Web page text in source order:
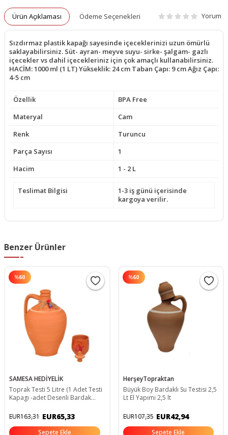
Ürün Açıklaması Ödeme Seçenekleri Yorum
Sızdırmaz plastik kapağı sayesinde içeceklerinizi uzun ömürlü
saklayabilirsiniz. Süt- ayran- meyve suyu- sirke- şalgam- gazlı
içecekler vs dahil içecekleriniz için çok amaçlı kullanabilirsiniz.
HACİM: 1000 ml (1 LT) Yükseklik: 24 cm Taban Çapı: 9 cm Ağız Çapı:
4-5 cm
Özellik
BPA Free
Materyal
Cam
Renk
Turuncu
Parça Sayısı
1
Hacim
1 - 2 L
Teslimat Bilgisi
1-3 iş günü içerisinde
kargoya verilir.
Benzer Ürünler
%60
SAMESA HEDİYELİK
Toprak Testi 5 Litre (1 Adet Testi
Kapagı -adet Desenli Bardak
EUR163,31 EUR65,33
Sepete Ekle
%60
HerşeyTopraktan
Büyük Boy Bardaklı Su Testisi 2,5
Lt El Yapımı 2,5 lt
EUR107,35 EUR42,94
Sepete Ekle